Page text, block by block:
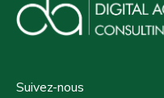
Suivez-nous